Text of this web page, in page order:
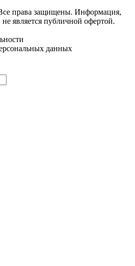
права защищены. Информация,
не является публичной офертой.
данных